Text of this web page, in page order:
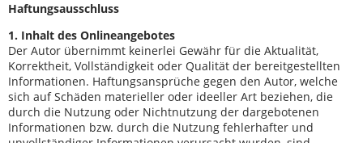
Haftungsausschluss
1. Inhalt des Onlineangebotes
Der Autor übernimmt keinerlei Gewähr für die Aktualität,
Korrektheit, Vollständigkeit oder Qualität der bereitgestellten
Informationen. Haftungsansprüche gegen den Autor, welche
sich auf Schäden materieller oder ideeller Art beziehen, die
durch die Nutzung oder Nichtnutzung der dargebotenen
Informationen bzw. durch die Nutzung fehlerhafter und